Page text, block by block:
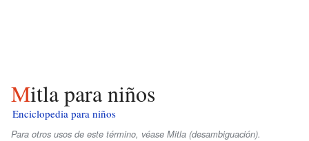
Mitla para niños
Enciclopedia para niños
Para otros usos de este término, véase Mitla (desambiguación).